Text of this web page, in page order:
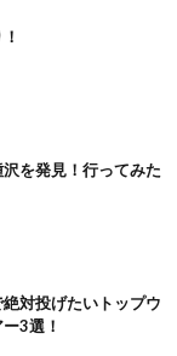
沢を発見！行ってみた
絶対投げたいトップウ
3選！